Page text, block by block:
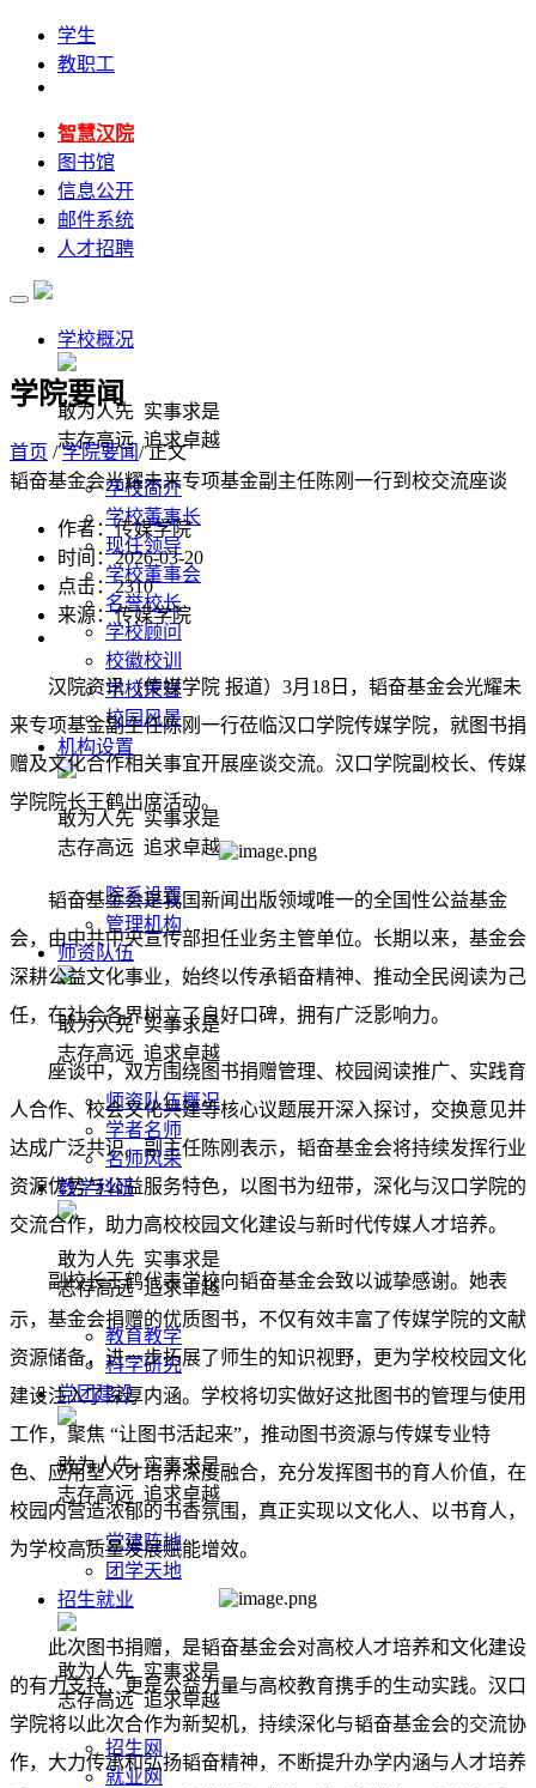
学生
教职工
智慧汉院
图书馆
信息公开
邮件系统
人才招聘
学校概况
敢为人先 实事求是
志存高远 追求卓越
学校简介
学校董事长
现任领导
学校董事会
名誉校长
学校顾问
校徽校训
学校荣誉
校园风景
机构设置
敢为人先 实事求是
志存高远 追求卓越
院系设置
管理机构
师资队伍
敢为人先 实事求是
志存高远 追求卓越
师资队伍概况
学者名师
名师风采
教学科研
敢为人先 实事求是
志存高远 追求卓越
教育教学
科学研究
党团建设
敢为人先 实事求是
志存高远 追求卓越
党建阵地
团学天地
招生就业
敢为人先 实事求是
志存高远 追求卓越
招生网
就业网
学院要闻
首页 /学院要闻/ 正文
韬奋基金会光耀未来专项基金副主任陈刚一行到校交流座谈
作者：传媒学院
时间：2026-03-20
点击：2310
来源：传媒学院
汉院资讯（传媒学院 报道）3月18日，韬奋基金会光耀未
来专项基金副主任陈刚一行莅临汉口学院传媒学院，就图书捐
赠及文化合作相关事宜开展座谈交流。汉口学院副校长、传媒
学院院长王鹤出席活动。
韬奋基金会是我国新闻出版领域唯一的全国性公益基金
会，由中共中央宣传部担任业务主管单位。长期以来，基金会
深耕公益文化事业，始终以传承韬奋精神、推动全民阅读为己
任，在社会各界树立了良好口碑，拥有广泛影响力。
座谈中，双方围绕图书捐赠管理、校园阅读推广、实践育
人合作、校会文化共建等核心议题展开深入探讨，交换意见并
达成广泛共识。副主任陈刚表示，韬奋基金会将持续发挥行业
资源优势与公益服务特色，以图书为纽带，深化与汉口学院的
交流合作，助力高校校园文化建设与新时代传媒人才培养。
副校长王鹤代表学校向韬奋基金会致以诚挚感谢。她表
示，基金会捐赠的优质图书，不仅有效丰富了传媒学院的文献
资源储备，进一步拓展了师生的知识视野，更为学校校园文化
建设注入了深厚内涵。学校将切实做好这批图书的管理与使用
工作，聚焦 “让图书活起来”，推动图书资源与传媒专业特
色、应用型人才培养深度融合，充分发挥图书的育人价值，在
校园内营造浓郁的书香氛围，真正实现以文化人、以书育人，
为学校高质量发展赋能增效。
此次图书捐赠，是韬奋基金会对高校人才培养和文化建设
的有力支持，更是公益力量与高校教育携手的生动实践。汉口
学院将以此次合作为新契机，持续深化与韬奋基金会的交流协
作，大力传承和弘扬韬奋精神，不断提升办学内涵与人才培养